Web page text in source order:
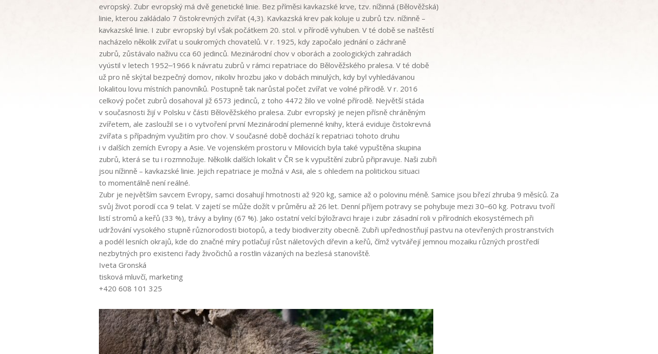
evropský. Zubr evropský má dvě genetické linie. Bez příměsi kavkazské krve, tzv. nížinná (Bělověžská)
linie, kterou zakládalo 7 čistokrevných zvířat (4,3). Kavkazská krev pak koluje u zubrů tzv. nížinně –
kavkazské linie. I zubr evropský byl však počátkem 20. stol. v přírodě vyhuben. V té době se naštěstí
nacházelo několik zvířat u soukromých chovatelů. V r. 1925, kdy započalo jednání o záchraně
zubrů, zůstávalo naživu cca 60 jedinců. Mezinárodní chov v oborách a zoologických zahradách
vyústil v letech 1952‒1966 k návratu zubrů v rámci repatriace do Bělověžského pralesa. V té době
už pro ně skýtal bezpečný domov, nikoliv hrozbu jako v dobách minulých, kdy byl vyhledávanou
lokalitou lovu místních panovníků. Postupně tak narůstal počet zvířat ve volné přírodě. V r. 2016
celkový počet zubrů dosahoval již 6573 jedinců, z toho 4472 žilo ve volné přírodě. Největší stáda
v současnosti žijí v Polsku v části Bělověžského pralesa. Zubr evropský je nejen přísně chráněným
zvířetem, ale zasloužil se i o vytvoření první Mezinárodní plemenné knihy, která eviduje čistokrevná
zvířata s případným využitím pro chov. V současné době dochází k repatriaci tohoto druhu
i v dalších zemích Evropy a Asie. Ve vojenském prostoru v Milovicích byla také vypuštěna skupina
zubrů, která se tu i rozmnožuje. Několik dalších lokalit v ČR se k vypuštění zubrů připravuje. Naši zubři
jsou nížinně – kavkazské linie. Jejich repatriace je možná v Asii, ale s ohledem na politickou situaci
to momentálně není reálné.
Zubr je největším savcem Evropy, samci dosahují hmotnosti až 920 kg, samice až o polovinu méně. Samice jsou březí zhruba 9 měsíců. Za
svůj život porodí cca 9 telat. V zajetí se může dožít v průměru až 26 let. Denní příjem potravy se pohybuje mezi 30‒60 kg. Potravu tvoří
listí stromů a keřů (33 %), trávy a byliny (67 %). Jako ostatní velcí býložravci hraje i zubr zásadní roli v přírodních ekosystémech při
udržování vysokého stupně různorodosti biotopů, a tedy biodiverzity obecně. Zubři upřednostňují pastvu na otevřených prostranstvích
a podél lesních okrajů, kde do značné míry potlačují růst náletových dřevin a keřů, čímž vytvářejí jemnou mozaiku různých prostředí
nezbytných pro existenci řady živočichů a rostlin vázaných na bezlesá stanoviště.
Iveta Gronská
tisková mluvčí, marketing
+420 608 101 325